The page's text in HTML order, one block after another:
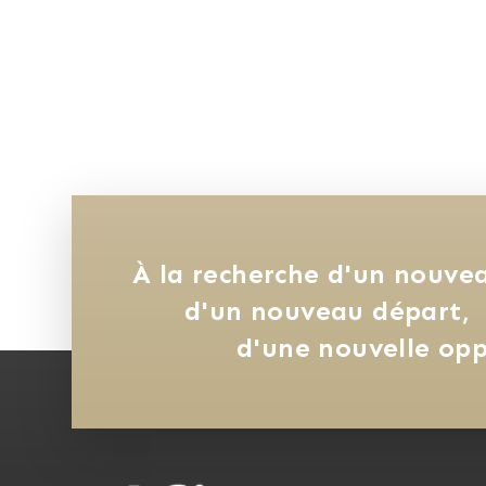
À la recherche d'un
d'un nouveau départ,
d'une nouvelle